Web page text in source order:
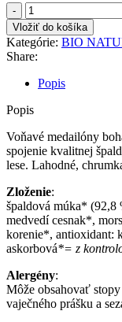
množstvo
BIO
PRÍRODNÝ
ŠPALDOVÝ
MEDAILÓN
S
MEDVEDÍM
CESNAKOM
Vložiť do košíka
Kategórie: BIO
Share:
Popis
Popis
Voňavé medailóny
spojenie kvalitnej
lese. Lahodné,
Zloženie:
špaldová múka* (92,8
medvedí cesnak*,
korenie*, antioxidant:
askorbová*= z
Alergény:
Môže obsahovať
vaječného prášku a